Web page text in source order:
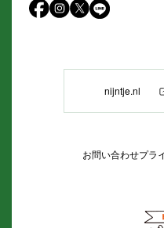
nijntje.nl
お問い合わせプラ